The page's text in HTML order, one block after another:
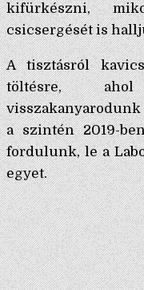
kifürkészni,
csicsergését is
A tisztásról
töltésre,
a szintén 2019-
fordulunk, le a
egyet.